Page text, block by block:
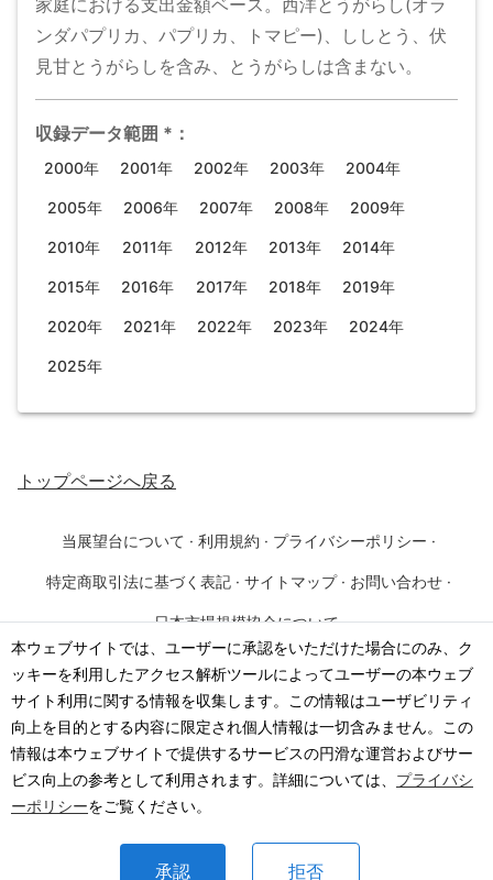
本ウェブサイトでは、ユーザーに承認をいただけた場合にのみ、ク
ッキーを利用したアクセス解析ツールによってユーザーの本ウェブ
サイト利用に関する情報を収集します。この情報はユーザビリティ
向上を目的とする内容に限定され個人情報は一切含みません。この
情報は本ウェブサイトで提供するサービスの円滑な運営およびサー
ビス向上の参考として利用されます。詳細については、 プライバシ
ーポリシーをご覧ください。
承認 拒否
家庭における支出金額ベース。西洋とうがらし(オラ
ンダパプリカ、パプリカ、トマピー)、ししとう、伏
見甘とうがらしを含み、とうがらしは含まない。
収録データ範囲 * ：
2000年 2001年 2002年 2003年 2004年
2005年 2006年 2007年 2008年 2009年
2010年 2011年 2012年 2013年 2014年
2015年 2016年 2017年 2018年 2019年
2020年 2021年 2022年 2023年 2024年
2025年
トップページへ戻る
当展望台について · 利用規約 · プライバシーポリシー ·
特定商取引法に基づく表記 · サイトマップ · お問い合わせ ·
日本市場規模協会について
©2026· 一般社団法人 日本市場規模協会